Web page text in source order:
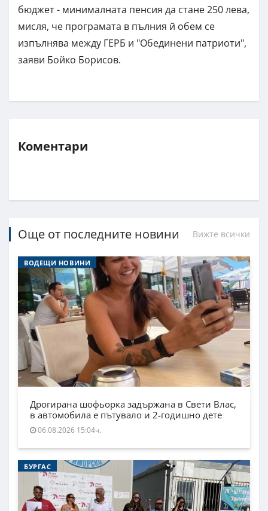
бюджет - минималната пенсия да стане 250 лева,
мисля, че програмата в пълния й обем се
изпълнява между ГЕРБ и "Обединени патриоти",
заяви Бойко Борисов.
Коментари
Още от последните новини Вижте всички
ВОДЕЩИ НОВИНИ
Дрогирана шофьорка задържана в Свети Влас,
в автомобила е пътувало и 2-годишно дете
06.08.2026 15:04ч.
БУРГАС